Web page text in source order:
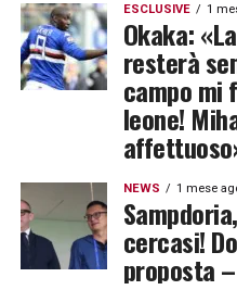
ESCLUSIVE 1
Okaka:
resterà
campo mi
leone!
NEWS 1 mese
cercasi!
proposta –